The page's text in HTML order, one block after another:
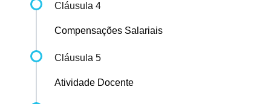
Cláusula 4
Compensações Salariais
Cláusula 5
Atividade Docente